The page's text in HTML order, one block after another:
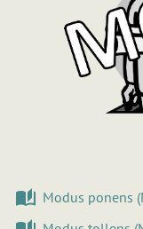
Modus ponens